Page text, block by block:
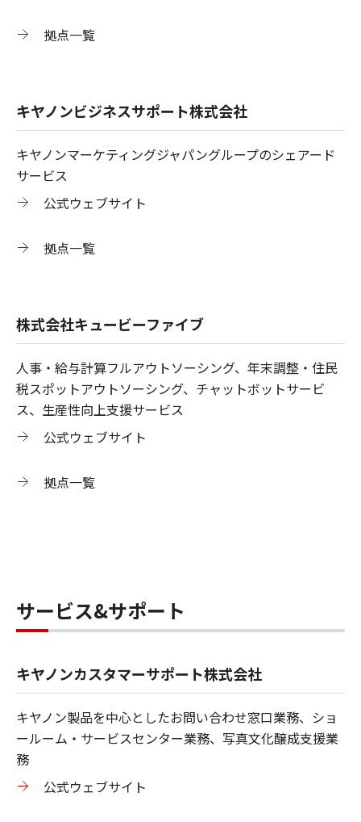
拠点一覧
キヤノンビジネスサポート株式会社
キヤノンマーケティングジャパングループのシェアード
サービス
公式ウェブサイト
拠点一覧
株式会社キュービーファイブ
人事・給与計算フルアウトソーシング、年末調整・住民
税スポットアウトソーシング、チャットボットサービ
ス、生産性向上支援サービス
公式ウェブサイト
拠点一覧
サービス&サポート
キヤノンカスタマーサポート株式会社
キヤノン製品を中心としたお問い合わせ窓口業務、ショ
ールーム・サービスセンター業務、写真文化醸成支援業
務
公式ウェブサイト